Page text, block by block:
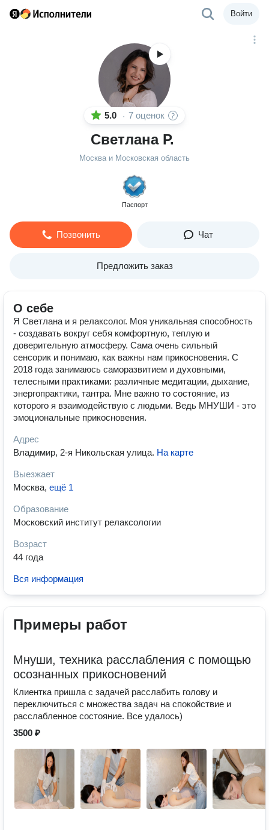
Войти
5.0 · 7 оценок
Светлана Р.
Москва и Московская область
Паспорт
Позвонить Чат
Предложить заказ
О себе
Я Светлана и я релаксолог. Моя уникальная способность
- создавать вокруг себя комфортную, теплую и
доверительную атмосферу. Сама очень сильный
сенсорик и понимаю, как важны нам прикосновения. С
2018 года занимаюсь саморазвитием и духовными,
телесными практиками: различные медитации, дыхание,
энергопрактики, тантра. Мне важно то состояние, из
которого я взаимодействую с людьми. Ведь МНУШИ - это
эмоциональные прикосновения.
Адрес
Владимир, 2-я Никольская улица. На карте
Выезжает
Москва, ещё 1
Образование
Московский институт релаксологии
Возраст
44 года
Вся информация
Примеры работ
Мнуши, техника расслабления с помощью
осознанных прикосновений
Клиентка пришла с задачей расслабить голову и
переключиться с множества задач на спокойствие и
расслабленное состояние. Все удалось)
3500 ₽